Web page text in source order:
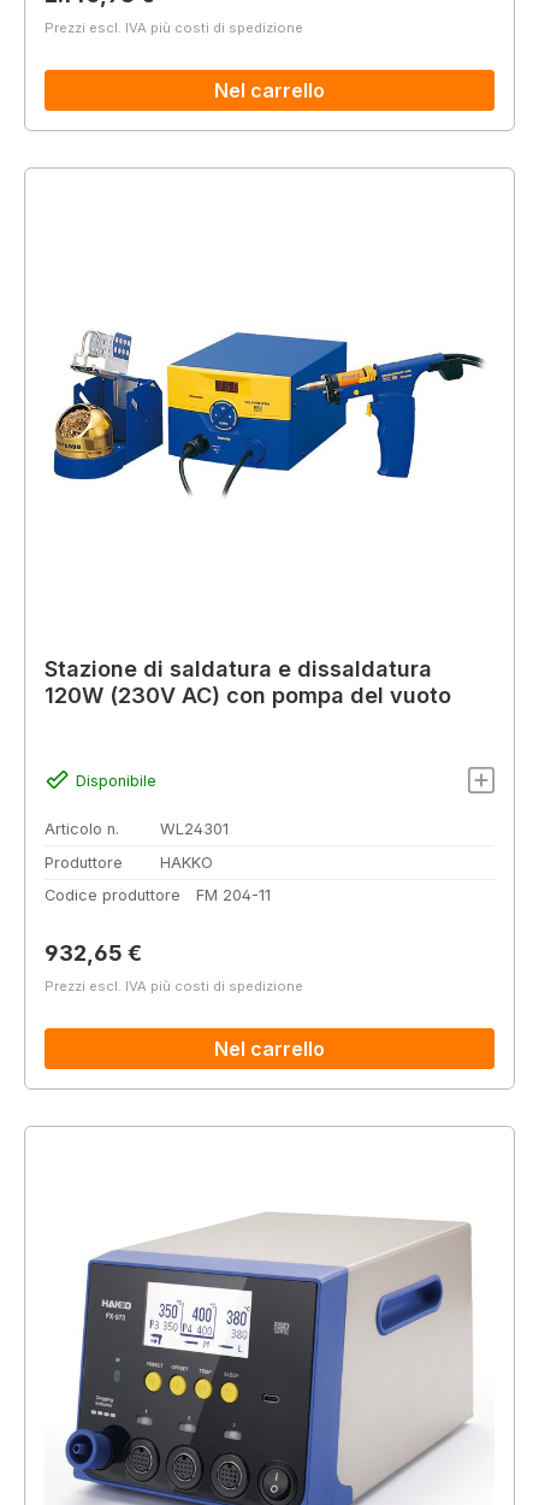
Prezzi escl. IVA più costi di spedizione
Nel carrello
Stazione di saldatura e dissaldatura
120W (230V AC) con pompa del vuoto
Disponibile
Articolo n.
WL24301
Produttore
HAKKO
Codice produttore
FM 204-11
Prezzo normale:
932,65 €
Prezzi escl. IVA più costi di spedizione
Nel carrello